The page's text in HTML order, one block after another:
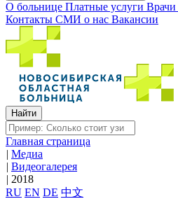
О больнице Платные услуги Врачи
Контакты СМИ о нас Вакансии
Главная страница
| Медиа
| Видеогалерея
| 2018
RU EN DE 中文